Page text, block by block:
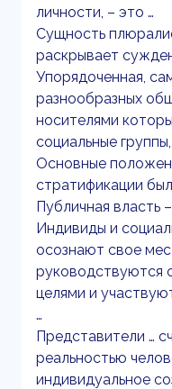
личности, – это …
Сущность
раскрывает
Упорядоченная,
разнообразных
носителями
социальные
Основные
стратификации
Публичная власть
Индивиды и
осознают свое
руководствуются
целями и
…
Представители …
реальностью
индивидуальное